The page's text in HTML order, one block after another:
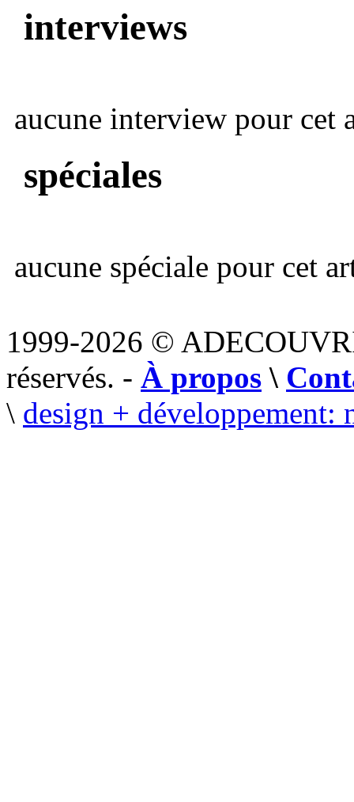
interviews
aucune interview pour cet
spéciales
aucune spéciale pour cet
1999-2026 ©
réservés. - À propos \
\ design + développement: